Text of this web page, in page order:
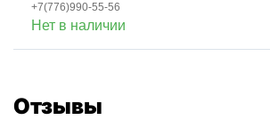
+7(776)990-55-56
Нет в наличии
Отзывы